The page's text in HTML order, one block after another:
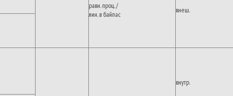
равн. проц. /
лин. в байпас
внеш.
внутр.